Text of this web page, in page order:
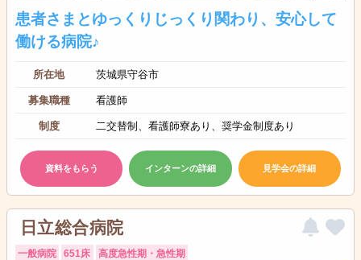
患者さまとゆっくりじっくり関わり、安心して
働ける病院♪
所在地 茨城県守谷市
募集職種 看護師
制度 二交替制、看護師寮あり、奨学金制度あり
資料をもらう インターンの詳細 見学会の詳細
日立総合病院
一般病院 651床 高度急性期・急性期